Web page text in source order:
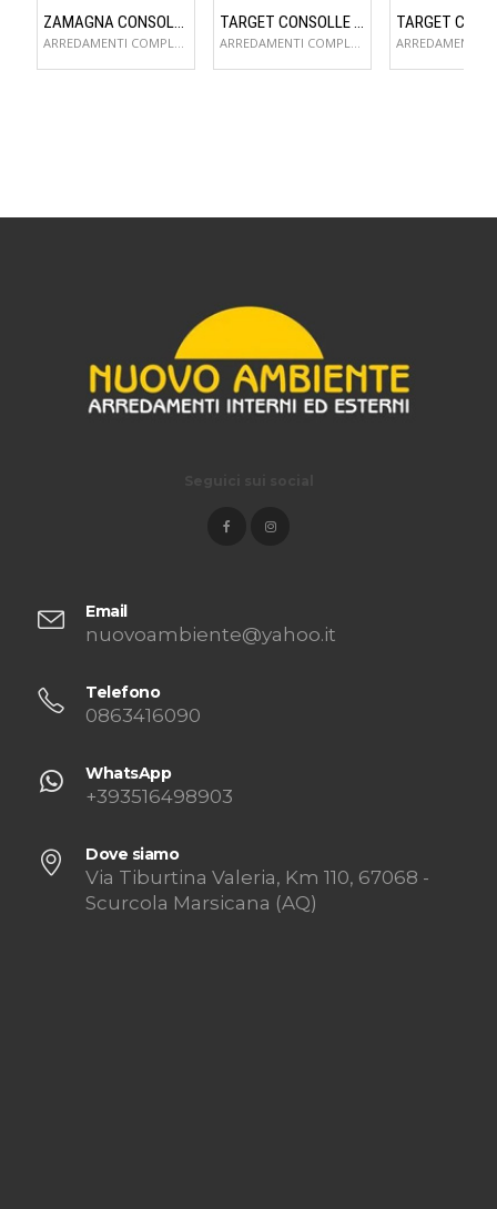
ZAMAGNA CONSOLLE FLAME
ARREDAMENTI COMPLEMENTI D'ARREDO
TARGET CONSOLLE ESCAPE
ARREDAMENTI COMPLEMENTI D'ARREDO
Email
nuovoambiente@yahoo.it
Telefono
0863416090
WhatsApp
+393516498903
Dove siamo
Via Tiburtina Valeria, Km 110, 67068 -
Scurcola Marsicana (AQ)